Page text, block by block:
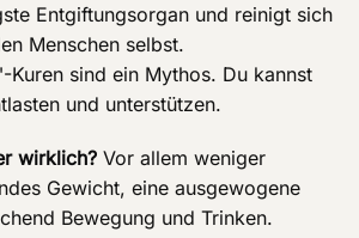
Entgiftungsorgan und reinigt sich
Menschen selbst.
Kuren sind ein Mythos. Du kannst
und unterstützen.
wirklich? Vor allem weniger
Gewicht, eine ausgewogene
Bewegung und Trinken.